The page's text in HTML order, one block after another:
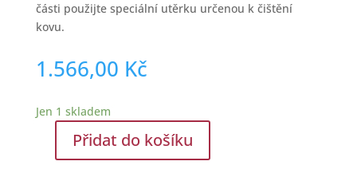
části použijte speciální utěrku určenou k čištění
kovu.
1.566,00 Kč
Jen 1 skladem
Přidat do košíku